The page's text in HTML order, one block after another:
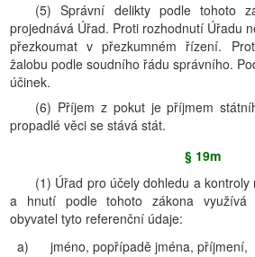
(5) Správní delikty podle tohoto
projednává Úřad. Proti rozhodnutí Úřadu
přezkoumat v přezkumném řízení.
žalobu podle soudního řádu správního.
účinek.
(6) Příjem z pokut je příjmem
propadlé věci se stává stát.
§ 19m
(1) Úřad pro účely dohledu a
a hnutí podle tohoto zákona využívá
obyvatel tyto referenční údaje:
a)
jméno, popřípadě jména, příjmení,